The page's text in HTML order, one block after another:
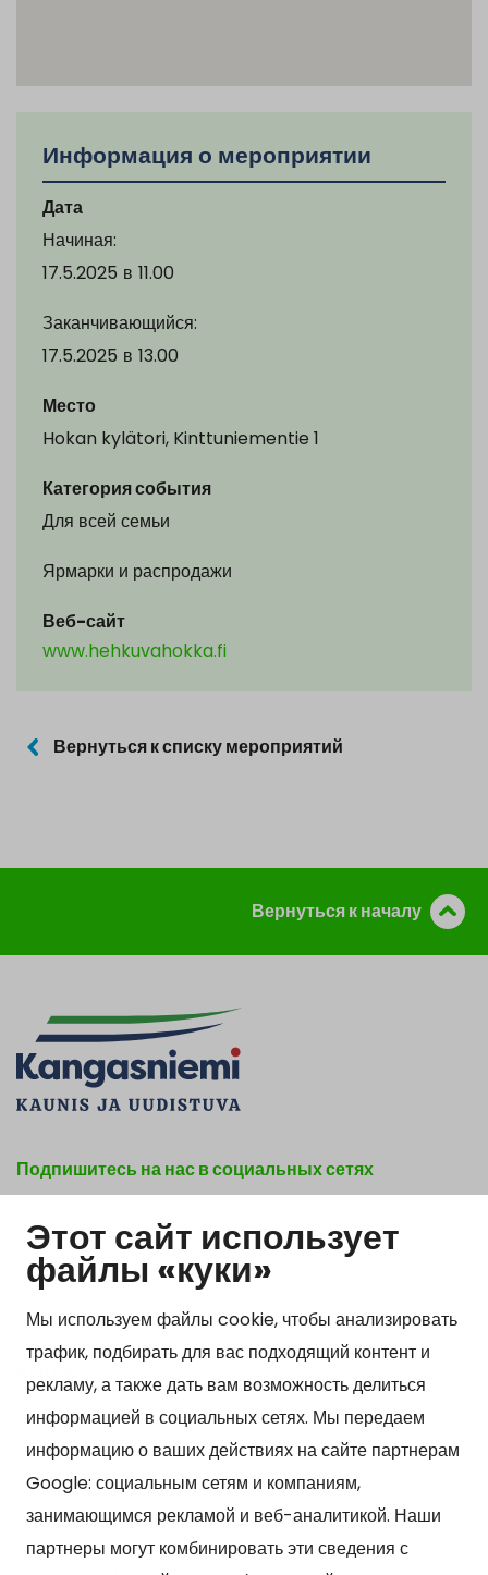
Этот сайт использует
файлы «куки»
Мы используем файлы cookie, чтобы анализировать
трафик, подбирать для вас подходящий контент и
рекламу, а также дать вам возможность делиться
информацией в социальных сетях. Мы передаем
информацию о ваших действиях на сайте партнерам
Google: социальным сетям и компаниям,
занимающимся рекламой и веб-аналитикой. Наши
партнеры могут комбинировать эти сведения с
Информация о мероприятии
Дата
Начиная:
17.5.2025 в 11.00
Заканчивающийся:
17.5.2025 в 13.00
Место
Hokan kylätori, Kinttuniementie 1
Категория события
Для всей семьи
Ярмарки и распродажи
Веб-сайт
www.hehkuvahokka.fi
Вернуться к списку мероприятий
Вернуться к началу
Подпишитесь на нас в социальных сетях
Show my cookie settings
Kangasniemen kunta
Otto Mannisen tie 2
51200 Kangasniemi
kirjaamo@kangasniemi.fi
Puh. 040 719 9370